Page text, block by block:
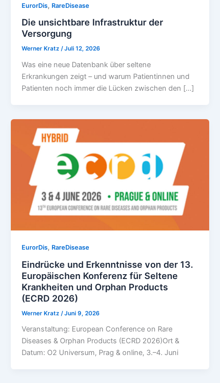
EurorDis, RareDisease
Die unsichtbare Infrastruktur der
Versorgung
Werner Kratz/Juli 12, 2026
Was eine neue Datenbank über seltene
Erkrankungen zeigt – und warum Patientinnen und
Patienten noch immer die Lücken zwischen den […]
EurorDis, RareDisease
Eindrücke und Erkenntnisse von der 13.
Europäischen Konferenz für Seltene
Krankheiten und Orphan Products
(ECRD 2026)
Werner Kratz /Juni 9, 2026
Veranstaltung: European Conference on Rare
Diseases & Orphan Products (ECRD 2026)Ort &
Datum: O2 Universum, Prag & online, 3.–4. Juni